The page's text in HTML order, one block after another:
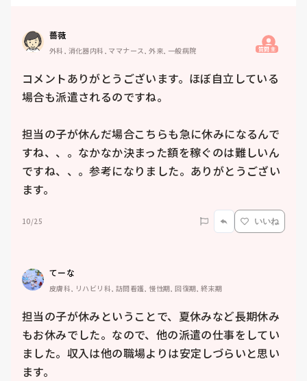
薔薇
外科, 消化器内科, ママナース, 外来, 一般病院 質問主
コメントありがとうございます。ほぼ自立している
場合も派遣されるのですね。
担当の子が休んだ場合こちらも急に休みになるんで
すね、、。なかなか決まった額を稼ぐのは難しいん
ですね、、。参考になりました。ありがとうござい
ます。
10/25 いいね
てーな
皮膚科, リハビリ科, 訪問看護, 慢性期, 回復期, 終末期
担当の子が休みということで、夏休みなど長期休み
もお休みでした。なので、他の派遣の仕事をしてい
ました。収入は他の職場よりは安定しづらいと思い
ます。